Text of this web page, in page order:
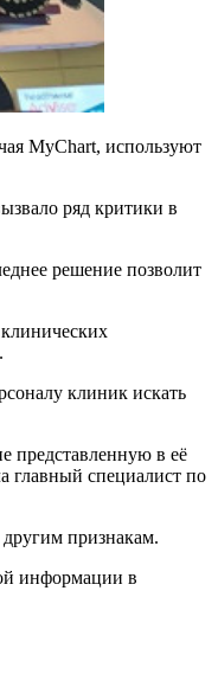
MyChart, используют
ряд критики в
решение позволит
клиник искать
представленную в её
главный специалист по
признакам.
информации в